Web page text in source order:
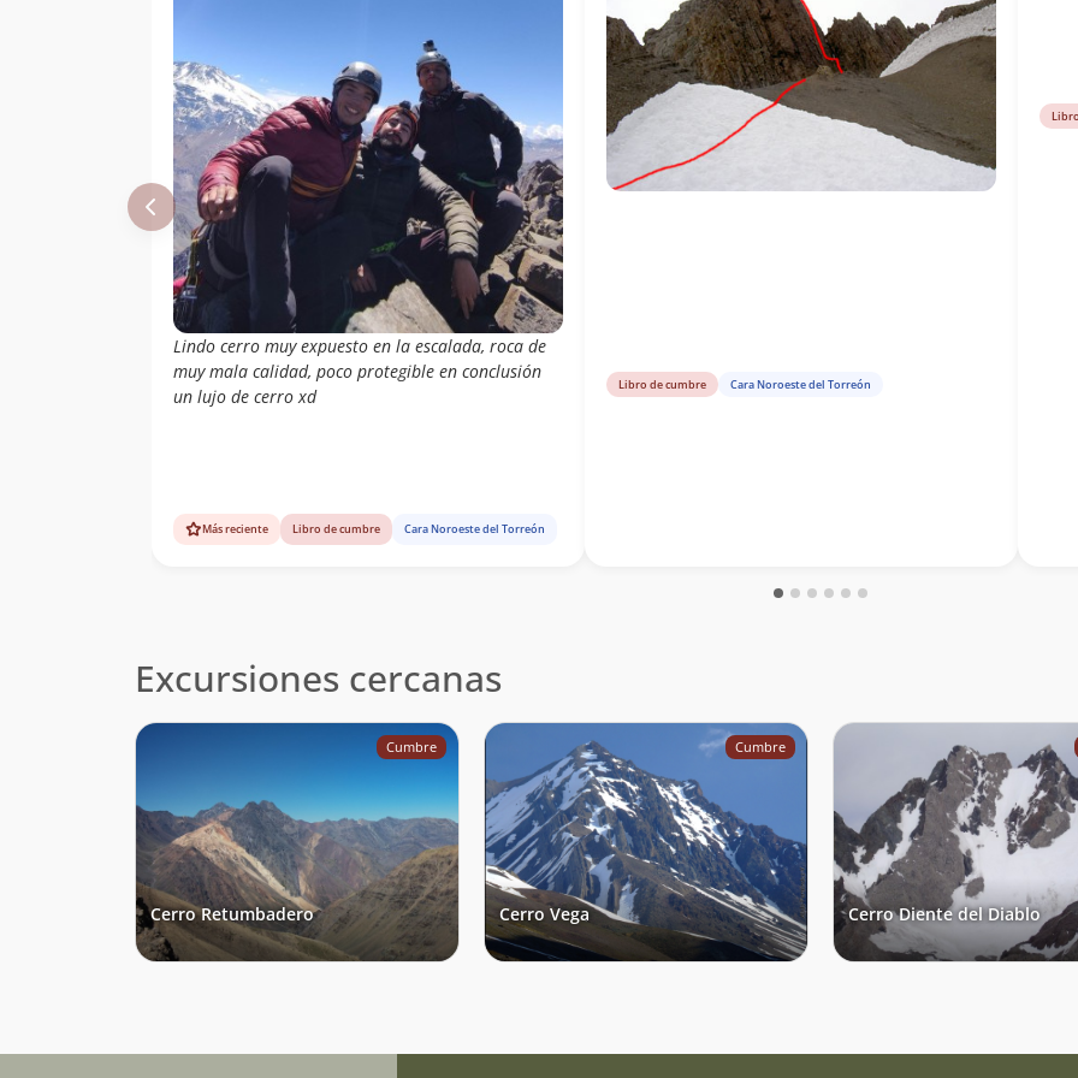
Lindo cerro muy expuesto en la escalada, roca de
muy mala calidad, poco protegible en conclusión
un lujo de cerro xd
Más reciente Libro de cumbre Cara Noroeste del Torreón
Libro de cumbre Cara Noroeste del Torreón
Excursiones cercanas
Cumbre
Cerro Retumbadero
Cumbre
Cerro Vega Cerro Diente del Diablo